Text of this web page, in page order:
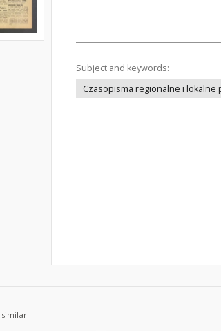
Subject and keywords:
Czasopisma regionalne i lokalne
similar